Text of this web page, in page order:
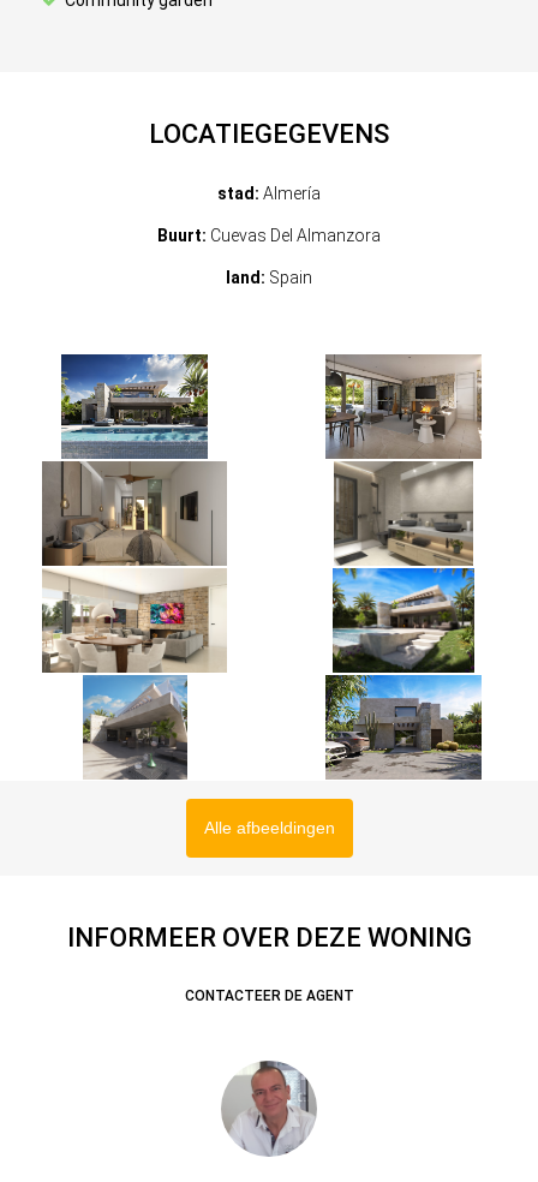
LOCATIEGEGEVENS
stad: Almería
Buurt: Cuevas Del Almanzora
land: Spain
Alle afbeeldingen
INFORMEER OVER DEZE WONING
CONTACTEER DE AGENT